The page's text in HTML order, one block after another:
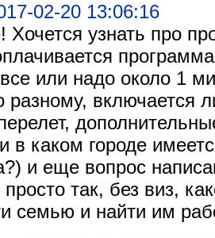
02-20 13:06:16
Хочется узнать про
или надо около 1
разному, включается
в каком городе
и еще вопрос
просто так, без виз,
семью и найти им